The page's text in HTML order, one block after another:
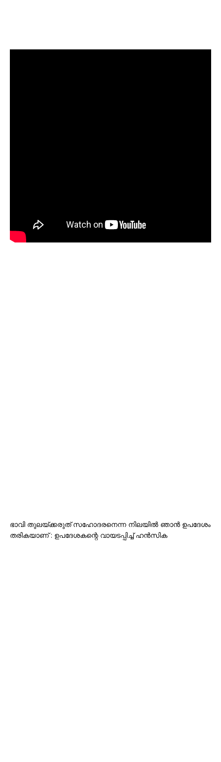
ഭാവി തുലയ്ക്കരുത് സഹോദരനെന്ന നിലയില്‍ ഞാന്‍ ഉപദേശം
തരികയാണ് : ഉപദേശകന്റെ വായടപ്പിച്ച് ഹൻസിക